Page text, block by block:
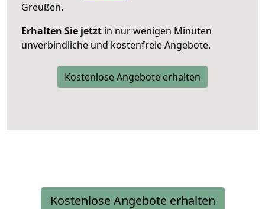
Greußen.
Erhalten Sie jetzt in nur wenigen Minuten
unverbindliche und kostenfreie Angebote.
Kostenlose Angebote erhalten
Kostenlose Angebote erhalten